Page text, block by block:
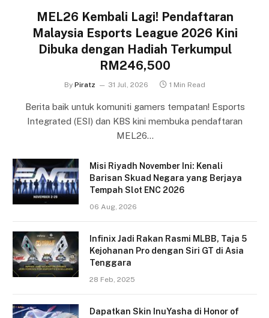
MEL26 Kembali Lagi! Pendaftaran
Malaysia Esports League 2026 Kini
Dibuka dengan Hadiah Terkumpul
RM246,500
By Piratz 31 Jul, 2026 1 Min Read
Berita baik untuk komuniti gamers tempatan! Esports
Integrated (ESI) dan KBS kini membuka pendaftaran
MEL26…
Misi Riyadh November Ini: Kenali
Barisan Skuad Negara yang Berjaya
Tempah Slot ENC 2026
06 Aug, 2026
Infinix Jadi Rakan Rasmi MLBB, Taja 5
Kejohanan Pro dengan Siri GT di Asia
Tenggara
28 Feb, 2025
Dapatkan Skin InuYasha di Honor of